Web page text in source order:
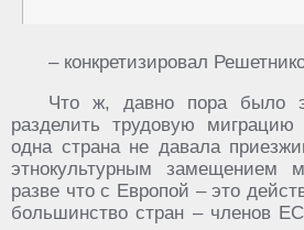
– конкретизировал
Что ж, давно пора было
разделить трудовую
одна страна не давала
этнокультурным замещением
разве что с Европой – это
большинство стран – членов